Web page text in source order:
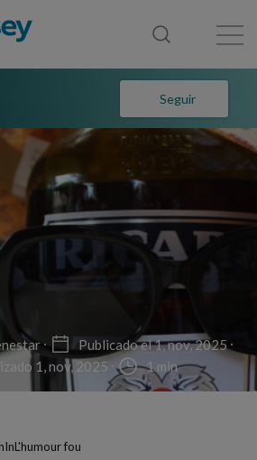
Seguir
Publicado el 1, nov, 2025
1, nov, 2025
1 min
InL'humour fou